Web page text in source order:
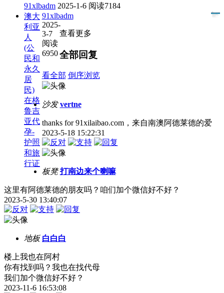
91xlbadm 2025-1-6 阅读7184
澳大
利亚
人
(公
民和
永久
居
民)
在格
鲁吉
亚代
孕-
护照
和旅
行证
91xlbadm
2025-
3-7
阅读
6950
查看更多
全部回复
看全部 倒序浏览
沙发 vertne
thanks for 91xilaibao.com，来自南澳阿德莱德的爱
2023-5-18 15:22:31
板凳 打南边来个喇嘛
这里有阿德莱德的朋友吗？咱们加个微信好不好？
2023-5-30 13:40:07
地板 白白白
楼上我也在阿村
你有找到吗？我也在找代母
我们加个微信好不好？
2023-11-6 16:53:08